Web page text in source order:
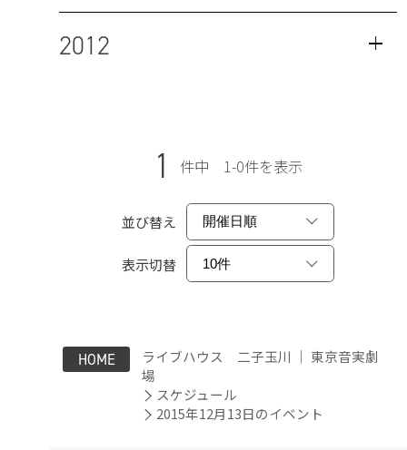
2012
1 件中 1-0件を表示
並び替え
表示切替
HOME
ライブハウス 二子玉川 ｜ 東京音実劇
場
スケジュール
2015年12月13日のイベント